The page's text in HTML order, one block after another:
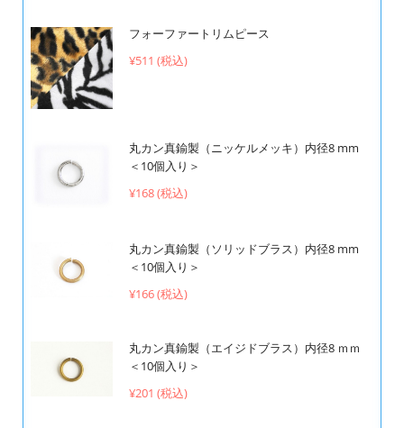
フォーファートリムピース
¥511 (税込)
丸カン真鍮製（ニッケルメッキ）内径8 mm
＜10個入り＞
¥168 (税込)
丸カン真鍮製（ソリッドブラス）内径8 mm
＜10個入り＞
¥166 (税込)
丸カン真鍮製（エイジドブラス）内径8 ｍｍ
＜10個入り＞
¥201 (税込)